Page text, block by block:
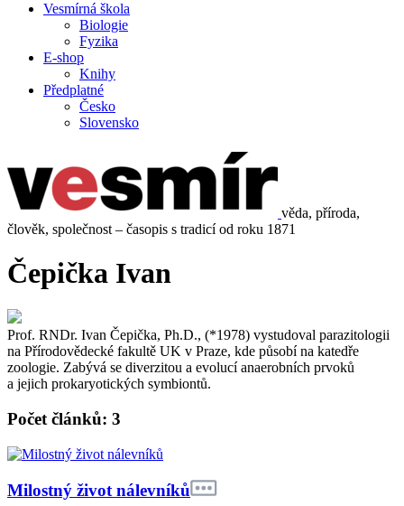
Vesmírná škola
Biologie
Fyzika
E-shop
Knihy
Předplatné
Česko
Slovensko
věda, příroda,
člověk, společnost – časopis s tradicí od roku 1871
Čepička Ivan
Prof. RNDr. Ivan Čepička, Ph.D., (*1978) vystudoval parazitologii
na Přírodovědecké fakultě UK v Praze, kde působí na katedře
zoologie. Zabývá se diverzitou a evolucí anaerobních prvoků
a jejich prokaryotických symbiontů.
Počet článků: 3
Milostný život nálevníků